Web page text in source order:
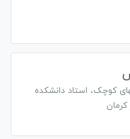
کوچک، استاد دانشکده